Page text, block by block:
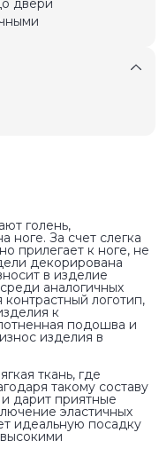
двери
голень,
ноге. За счет слегка
прилегает к ноге, не
декорирована
в изделие
аналогичных
логотип,
к
подошва и
изделия в
ткань, где
такому составу
дарит приятные
эластичных
идеальную посадку